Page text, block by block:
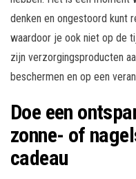
denken en ongestoord kunt
waardoor je ook niet op de
zijn verzorgingsproducten
beschermen en op een
Doe een
zonne- of
cadeau